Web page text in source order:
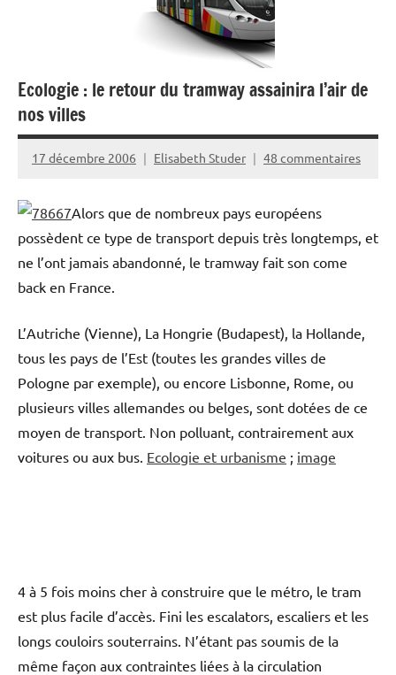
Ecologie : le retour du tramway assainira l’air de
nos villes
17 décembre 2006 Elisabeth Studer 48 commentaires
Alors que de nombreux pays européens
possèdent ce type de transport depuis très longtemps, et
ne l’ont jamais abandonné, le tramway fait son come
back en France.
L’Autriche (Vienne), La Hongrie (Budapest), la Hollande,
tous les pays de l’Est (toutes les grandes villes de
Pologne par exemple), ou encore Lisbonne, Rome, ou
plusieurs villes allemandes ou belges, sont dotées de ce
moyen de transport. Non polluant, contrairement aux
voitures ou aux bus. Ecologie et urbanisme ; image
4 à 5 fois moins cher à construire que le métro, le tram
est plus facile d’accès. Fini les escalators, escaliers et les
longs couloirs souterrains. N’étant pas soumis de la
même façon aux contraintes liées à la circulation